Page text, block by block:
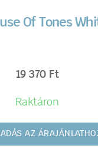
Of Tones
19 370 Ft
Raktáron
AZ